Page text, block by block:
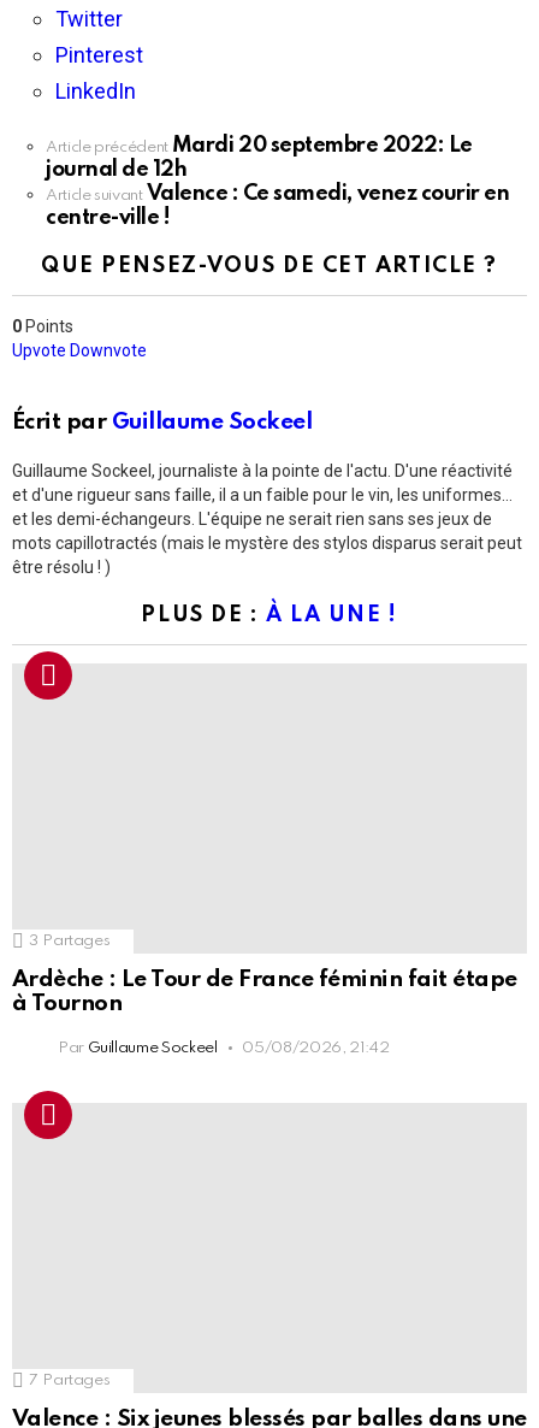
Twitter
Pinterest
LinkedIn
En
plus
Article précédent Mardi 20 septembre 2022: Le
journal de 12h
Article suivant Valence : Ce samedi, venez courir en
centre-ville !
QUE PENSEZ-VOUS DE CET ARTICLE ?
0 Points
Upvote Downvote
Écrit par Guillaume Sockeel
Guillaume Sockeel, journaliste à la pointe de l'actu. D'une réactivité
et d'une rigueur sans faille, il a un faible pour le vin, les uniformes...
et les demi-échangeurs. L'équipe ne serait rien sans ses jeux de
mots capillotractés (mais le mystère des stylos disparus serait peut
être résolu ! )
PLUS DE : À LA UNE !
3 Partages
Ardèche : Le Tour de France féminin fait étape
à Tournon
Par Guillaume Sockeel 05/08/2026, 21:42
7 Partages
Valence : Six jeunes blessés par balles dans une